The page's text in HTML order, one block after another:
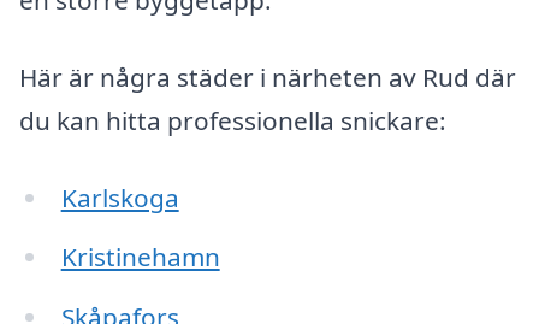
Här är några städer i närheten av Rud där
du kan hitta professionella snickare:
Karlskoga
Kristinehamn
Skåpafors